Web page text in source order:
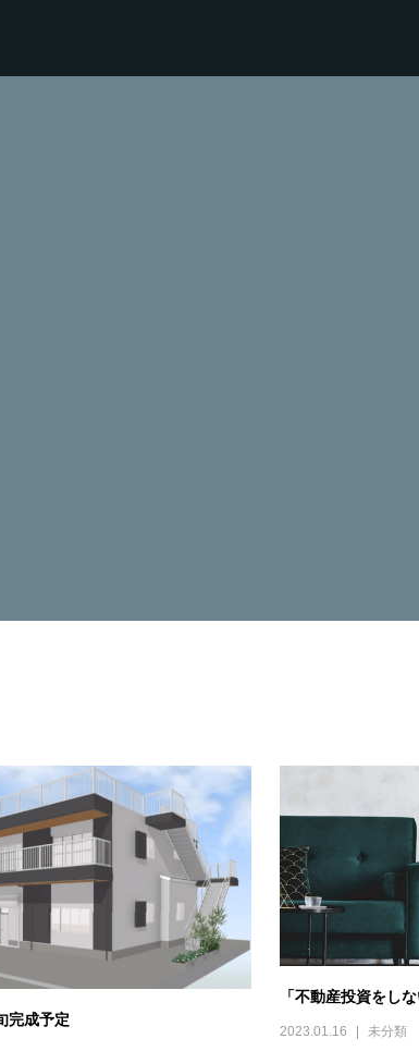
完成予定
「不動産投資をし
2023.01.16 未分類